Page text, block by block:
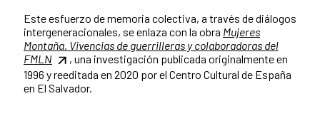
Este esfuerzo de memoria colectiva, a través de diálogos
intergeneracionales, se enlaza con la obra Mujeres
Montaña. Vivencias de guerrilleras y colaboradoras del
FMLN
, una investigación publicada originalmente en
1996 y reeditada en 2020 por el Centro Cultural de España
en El Salvador.